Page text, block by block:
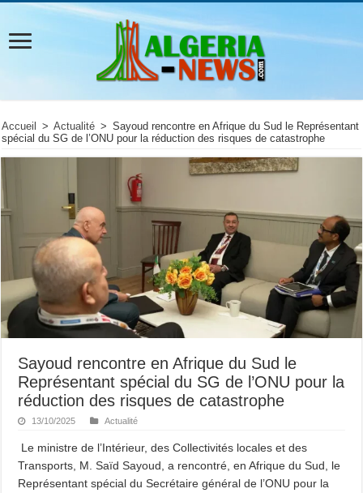
Accueil > Actualité > Sayoud rencontre en Afrique du Sud le Représentant
spécial du SG de l’ONU pour la réduction des risques de catastrophe
Sayoud rencontre en Afrique du Sud le
Représentant spécial du SG de l’ONU pour la
réduction des risques de catastrophe
13/10/2025 Actualité
Le ministre de l’Intérieur, des Collectivités locales et des
Transports, M. Saïd Sayoud, a rencontré, en Afrique du Sud, le
Représentant spécial du Secrétaire général de l’ONU pour la